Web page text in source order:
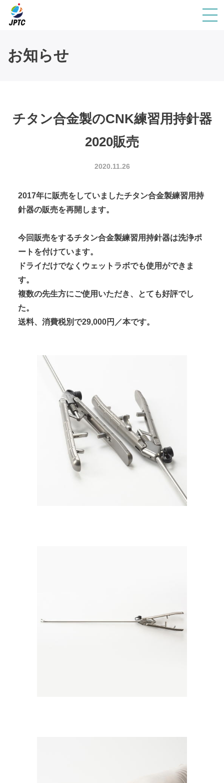
お知らせ
チタン合金製のCNK練習用持針器
2020販売
2020.11.26
2017年に販売をしていましたチタン合金製練習用持
針器の販売を再開します。
今回販売をするチタン合金製練習用持針器は洗浄ポ
ートを付けています。
ドライだけでなくウェットラボでも使用ができま
す。
複数の先生方にご使用いただき、とても好評でし
た。
送料、消費税別で29,000円／本です。